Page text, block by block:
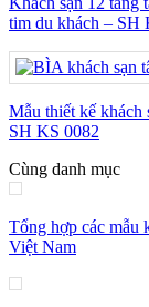
tim du khách – SH
Mẫu thiết kế khách
SH KS 0082
Cùng danh mục
Tổng hợp các mẫu
Việt Nam